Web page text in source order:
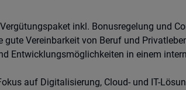
inkl. Bonusregelung und
Vereinbarkeit von Beruf und
Entwicklungsmöglichkeiten in einem
auf Digitalisierung, Cloud- und IT-